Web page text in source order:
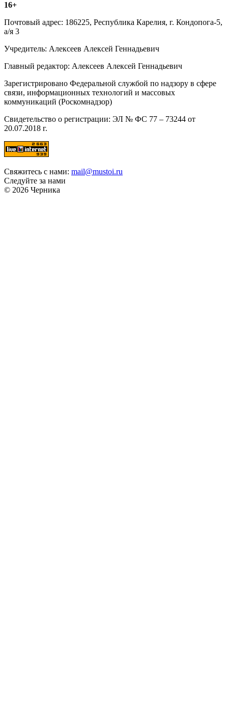
16+
Почтовый адрес: 186225, Республика Карелия, г. Кондопога-5,
а/я 3
Учредитель: Алексеев Алексей Геннадьевич
Главный редактор: Алексеев Алексей Геннадьевич
Зарегистрировано Федеральной службой по надзору в сфере
связи, информационных технологий и массовых
коммуникаций (Роскомнадзор)
Свидетельство о регистрации: ЭЛ № ФС 77 – 73244 от
20.07.2018 г.
Свяжитесь с нами: mail@mustoi.ru
Следуйте за нами
© 2026 Черника